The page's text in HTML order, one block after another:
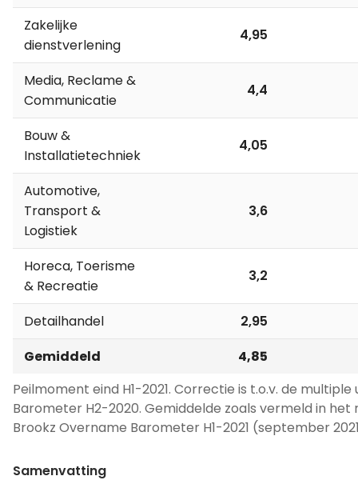
Zakelijke
dienstverlening
4,95
Media, Reclame &
Communicatie
4,4
Bouw &
Installatietechniek
4,05
Automotive,
Transport &
Logistiek
3,6
Horeca, Toerisme
& Recreatie
3,2
Detailhandel
2,95
Gemiddeld
4,85
Peilmoment eind H1-2021. Correctie is t.o.v. de multiple
Barometer H2-2020. Gemiddelde zoals vermeld in het
Brookz Overname Barometer H1-2021 (september
Samenvatting